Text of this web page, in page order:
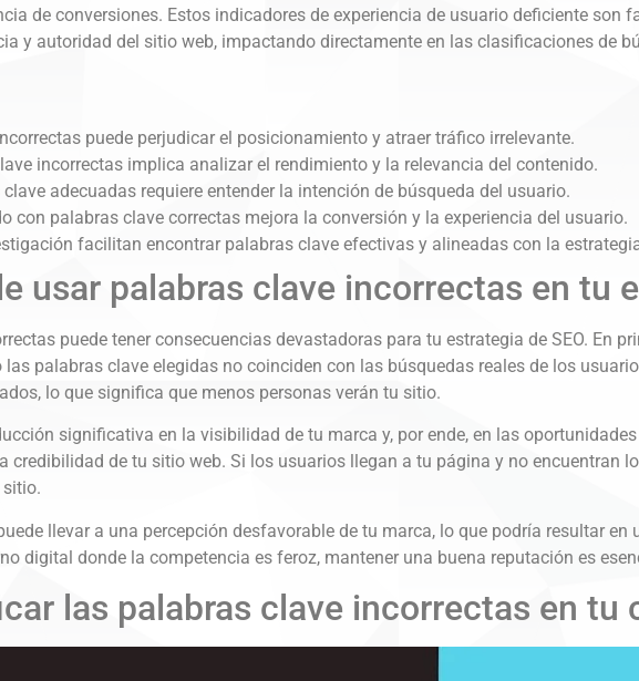
de conversiones. Estos indicadores de experiencia de usuario deficiente son
y autoridad del sitio web, impactando directamente en las clasificaciones de
puede perjudicar el posicionamiento y atraer tráfico irrelevante.
incorrectas implica analizar el rendimiento y la relevancia del contenido.
adecuadas requiere entender la intención de búsqueda del usuario.
con palabras clave correctas mejora la conversión y la experiencia del usuario.
facilitan encontrar palabras clave efectivas y alineadas con la
usar palabras clave incorrectas en tu
puede tener consecuencias devastadoras para tu estrategia de SEO. En
palabras clave elegidas no coinciden con las búsquedas reales de los
lo que significa que menos personas verán tu sitio.
significativa en la visibilidad de tu marca y, por ende, en las
credibilidad de tu sitio web. Si los usuarios llegan a tu página y no encuentran
llevar a una percepción desfavorable de tu marca, lo que podría resultar
digital donde la competencia es feroz, mantener una buena reputación es
las palabras clave incorrectas en tu